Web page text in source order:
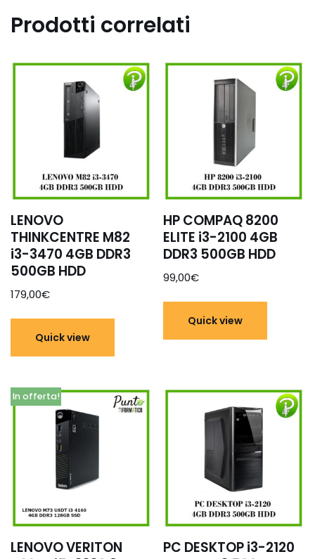
Prodotti correlati
LENOVO
THINKCENTRE M82
i3-3470 4GB DDR3
500GB HDD
179,00€
Quick view
HP COMPAQ 8200
ELITE i3-2100 4GB
DDR3 500GB HDD
99,00€
Quick view
In offerta!
LENOVO VERITON
PC DESKTOP i3-2120